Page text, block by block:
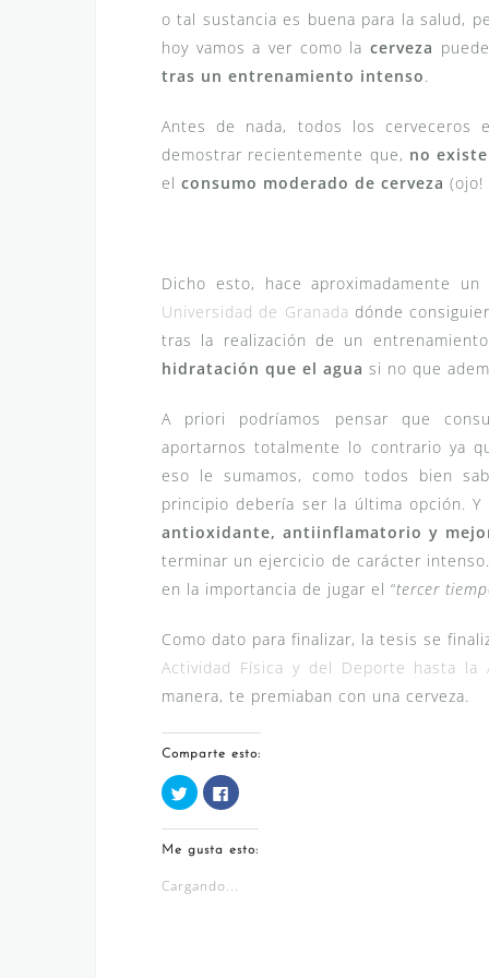
o tal sustancia es buena para la salud,
hoy vamos a ver como lacerveza
tras un entrenamiento intenso.
Antes de nada, todos los cerveceros
demostrar recientemente que, no
el consumo moderado de cerveza (ojo!
Dicho esto, hace aproximadamente
Universidad de Granada dónde
tras la realización de un
hidratación que el agua si no que
A priori podríamos pensar que
aportarnos totalmente lo contrario ya
eso le sumamos, como todos bien
principio debería ser la última opción.
antioxidante, antiinflamatorio y
terminar un ejercicio de carácter
en la importancia de jugar el “tercer
Como dato para finalizar, la tesis se
Actividad Física y del Deporte hasta la
manera, te premiaban con una cerveza.
Comparte esto:
H
a
c
i
p
a
H
a
c
i
a
Me gusta esto:
Cargando...